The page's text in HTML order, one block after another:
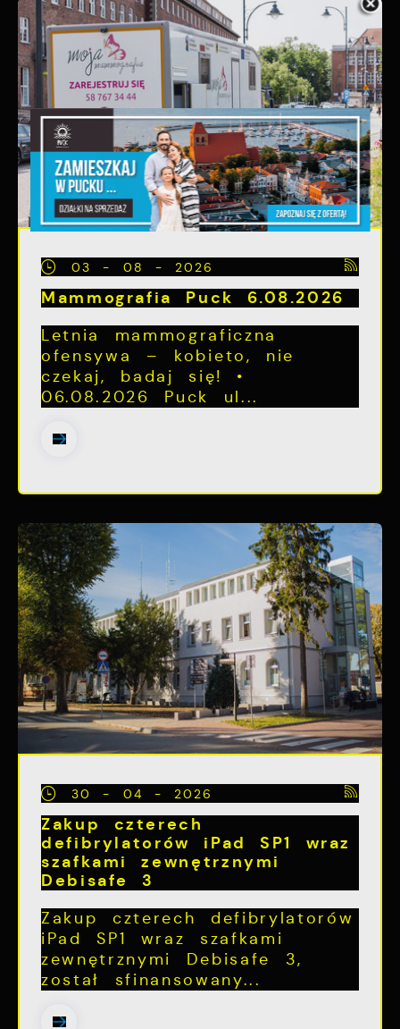
03 - 08 - 2026
Mammografia Puck 6.08.2026
Letnia mammograficzna
ofensywa – kobieto, nie
czekaj, badaj się! •
06.08.2026 Puck ul...
30 - 04 - 2026
Zakup czterech
defibrylatorów iPad SP1 wraz
szafkami zewnętrznymi
Debisafe 3
Zakup czterech defibrylatorów
iPad SP1 wraz szafkami
zewnętrznymi Debisafe 3,
został sfinansowany...